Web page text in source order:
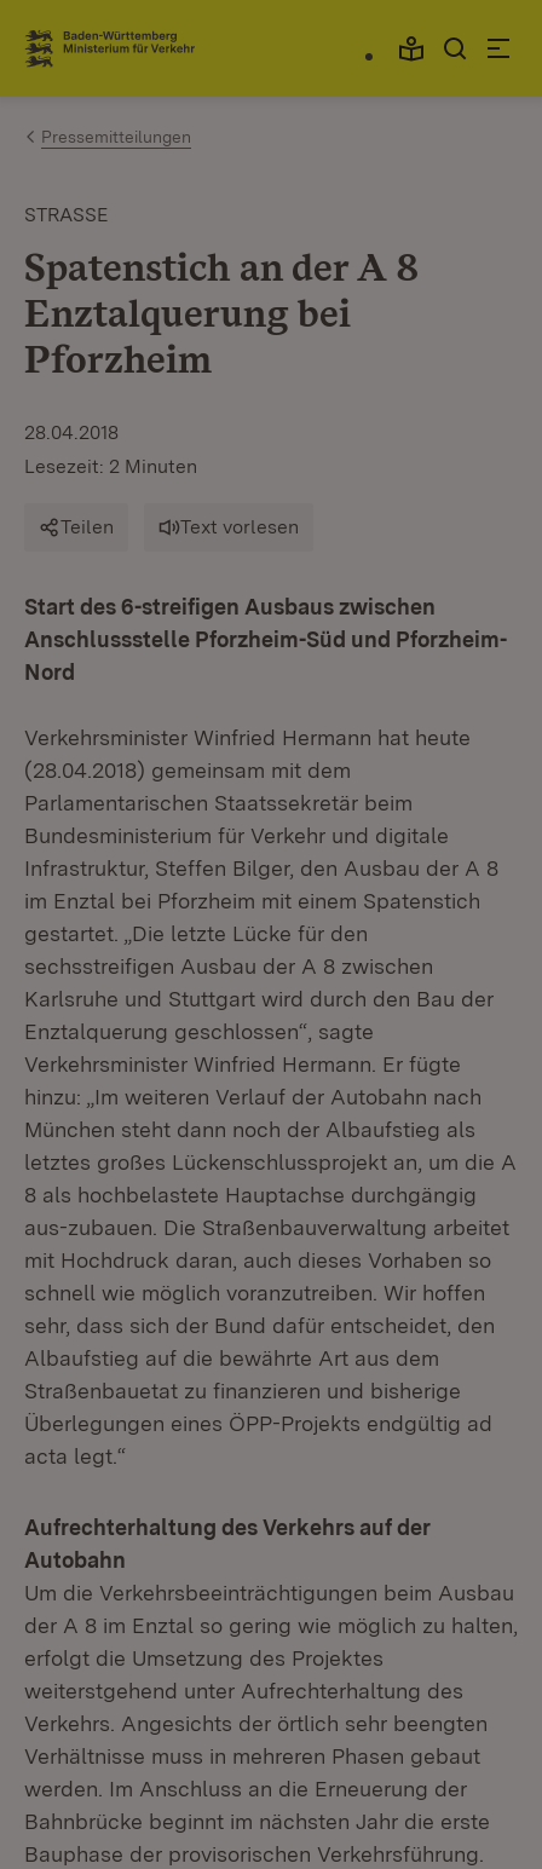
Zum Inhalt springen
Link zur Startseite
Pressemitteilungen
STRASSE
Spatenstich an der A 8
Enztalquerung bei
Pforzheim
28.04.2018
Lesezeit: 2 Minuten
Teilen Text vorlesen
Start des 6-streifigen Ausbaus zwischen
Anschlussstelle Pforzheim-Süd und Pforzheim-
Nord
Verkehrsminister Winfried Hermann hat heute
(28.04.2018) gemeinsam mit dem
Parlamentarischen Staatssekretär beim
Bundesministerium für Verkehr und digitale
Infrastruktur, Steffen Bilger, den Ausbau der A 8
im Enztal bei Pforzheim mit einem Spatenstich
gestartet. „Die letzte Lücke für den
sechsstreifigen Ausbau der A 8 zwischen
Karlsruhe und Stuttgart wird durch den Bau der
Enztalquerung geschlossen“, sagte
Verkehrsminister Winfried Hermann. Er fügte
hinzu: „Im weiteren Verlauf der Autobahn nach
München steht dann noch der Albaufstieg als
letztes großes Lückenschlussprojekt an, um die A
8 als hochbelastete Hauptachse durchgängig
aus-zubauen. Die Straßenbauverwaltung arbeitet
mit Hochdruck daran, auch dieses Vorhaben so
schnell wie möglich voranzutreiben. Wir hoffen
sehr, dass sich der Bund dafür entscheidet, den
Albaufstieg auf die bewährte Art aus dem
Straßenbauetat zu finanzieren und bisherige
Überlegungen eines ÖPP-Projekts endgültig ad
acta legt.“
Aufrechterhaltung des Verkehrs auf der
Autobahn
Um die Verkehrsbeeinträchtigungen beim Ausbau
der A 8 im Enztal so gering wie möglich zu halten,
erfolgt die Umsetzung des Projektes
weiterstgehend unter Aufrechterhaltung des
Verkehrs. Angesichts der örtlich sehr beengten
Verhältnisse muss in mehreren Phasen gebaut
werden. Im Anschluss an die Erneuerung der
Bahnbrücke beginnt im nächsten Jahr die erste
Bauphase der provisorischen Verkehrsführung.